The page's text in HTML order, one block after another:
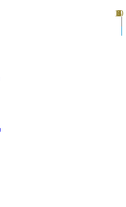
1
2
3
4
5
6
7
8
9
10